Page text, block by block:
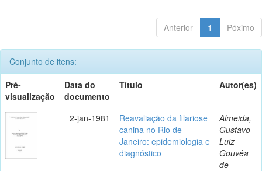
Anterior 1 Póximo
Conjunto de itens:
Pré-
visualização
Data do
documento
Título Autor(es)
2-jan-1981
Reavaliação da filariose
canina no Rio de
Janeiro: epidemiologia e
diagnóstico
Almeida,
Gustavo
Luiz
Gouvêa
de